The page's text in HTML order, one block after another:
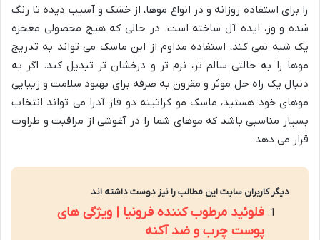
را برای استفاده روزانه و در انواع موها، از خشک و آسیب دیده تا رنگ
شده و وز، ایده آل ساخته است. در حالی که هیچ محصولی معجزه
یک شبه نمی کند، استفاده مداوم از این ماسک می تواند به تدریج
موها را به حالتی سالم تر، نرم تر و درخشان تر تبدیل کند. اگر به
دنبال یک راه حل موثر و مقرون به صرفه برای بهبود سلامت و زیبایی
موهای خود هستید، ماسک مو کراتینه دو فاز آدرا می تواند انتخاب
بسیار مناسبی باشد که موهای شما را در آغوشی از مراقبت و طراوت
قرار می دهد.
دیگر کاربران سایت این مطالب را نیز دوست داشته اند
فلوئید مرطوب کننده فرونیا | ویژگی های
پوست چرب و ضد آکنه